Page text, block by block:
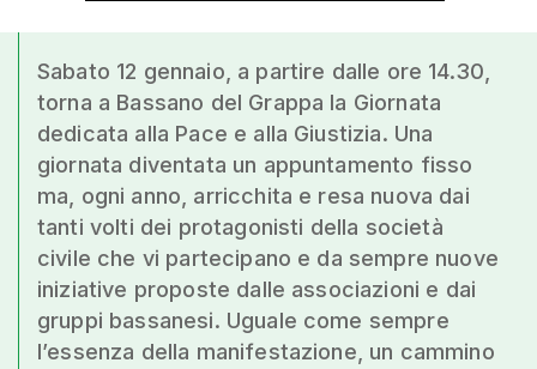
Sabato 12 gennaio, a partire dalle ore 14.30,
torna a Bassano del Grappa la Giornata
dedicata alla Pace e alla Giustizia. Una
giornata diventata un appuntamento fisso
ma, ogni anno, arricchita e resa nuova dai
tanti volti dei protagonisti della società
civile che vi partecipano e da sempre nuove
iniziative proposte dalle associazioni e dai
gruppi bassanesi. Uguale come sempre
l’essenza della manifestazione, un cammino